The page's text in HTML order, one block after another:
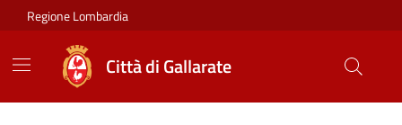
Vai ai contenuti
Vai al footer
Regione Lombardia
Città di Gallarate